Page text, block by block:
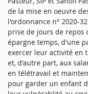
de la mise en oeuvre
l'ordonnance n° 2020-
prise de jours de repos
épargne temps, d'une
exercer leur activité en
et, d'autre part, aux
en télétravail et
pour garder un enfant